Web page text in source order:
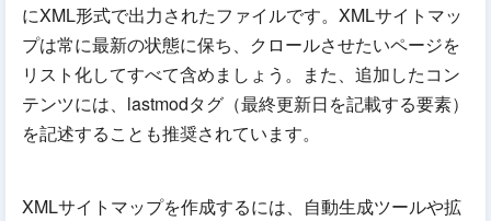
にXML形式で出力されたファイルです。XMLサイトマッ
プは常に最新の状態に保ち、クロールさせたいページを
リスト化してすべて含めましょう。また、追加したコン
テンツには、lastmodタグ（最終更新日を記載する要素）
を記述することも推奨されています。
XMLサイトマップを作成するには、自動生成ツールや拡